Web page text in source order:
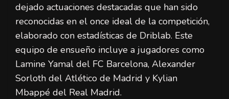
dejado actuaciones destacadas que han sido
reconocidas en el once ideal de la competición,
elaborado con estadísticas de Driblab. Este
equipo de ensueño incluye a jugadores como
Lamine Yamal del FC Barcelona, Alexander
Sorloth del Atlético de Madrid y Kylian
Mbappé del Real Madrid.